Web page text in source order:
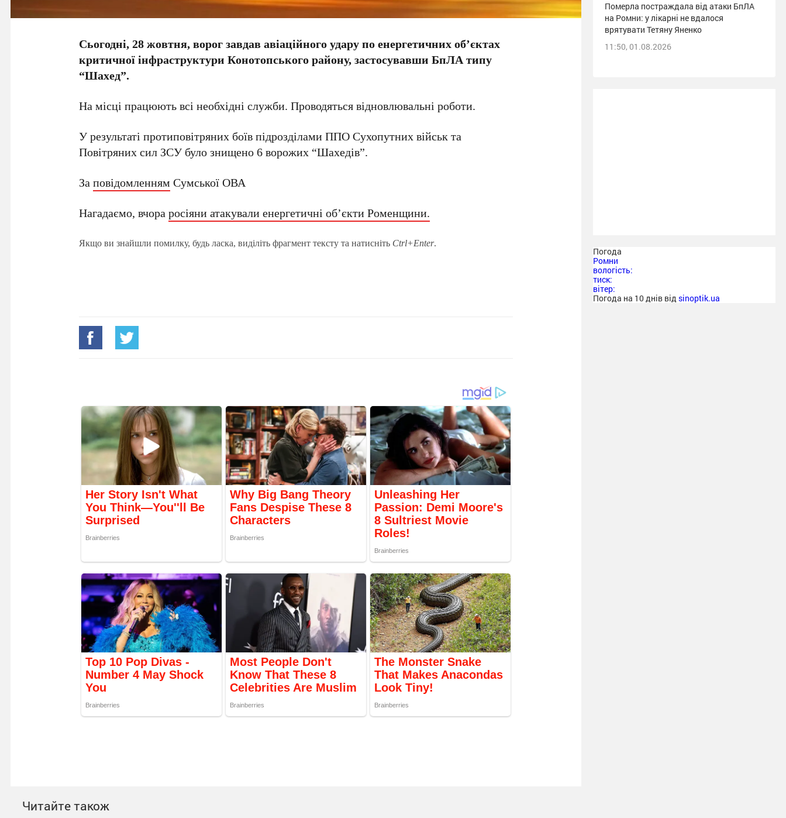
Сьогодні, 28 жовтня, ворог завдав авіаційного удару по енергетичних об’єктах
критичної інфраструктури Конотопського району, застосувавши БпЛА типу
“Шахед”.
На місці працюють всі необхідні служби. Проводяться відновлювальні роботи.
У результаті протиповітряних боїв підрозділами ППО Сухопутних військ та
Повітряних сил ЗСУ було знищено 6 ворожих “Шахедів”.
Заповідомленням Сумської ОВА
Нагадаємо, вчораросіяни атакували енергетичні об’єкти Роменщини.
Якщо ви знайшли помилку, будь ласка, виділіть фрагмент тексту та натисніть Ctrl+Enter.
Читайте також
Померла постраждала від атаки БпЛА
на Ромни: у лікарні не вдалося
врятувати Тетяну Яненко
11:50, 01.08.2026
Погода
Ромни
вологість:
тиск:
вітер:
Погода на 10 днів від sinoptik.ua